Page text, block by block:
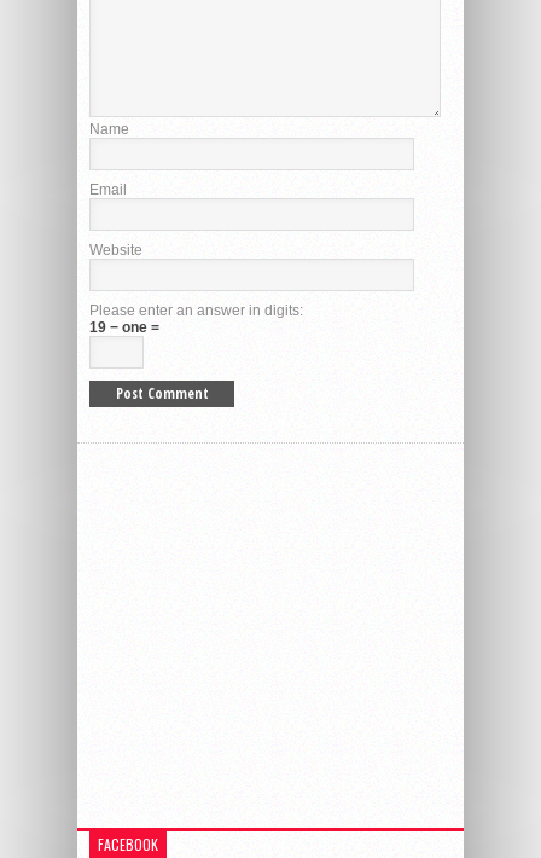
Name
Email
Website
Please enter an answer in digits:
19 − one =
FACEBOOK